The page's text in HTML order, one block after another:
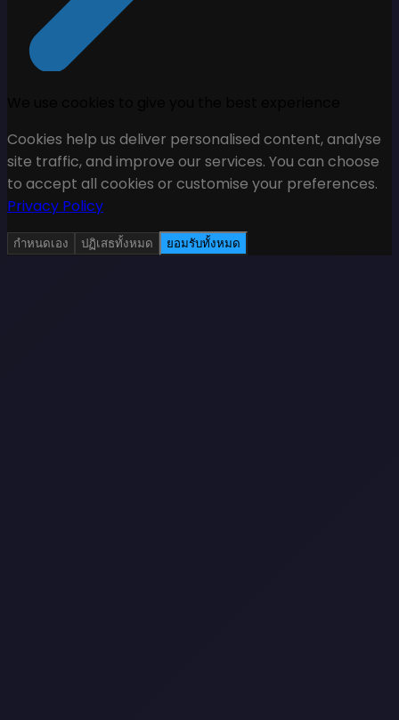
Cookies help us deliver personalised content, analyse
site traffic, and improve our services. You can choose
to accept all cookies or customise your preferences.
Privacy Policy
กำหนดเอง ปฏิเสธทั้งหมด ยอมรับทั้งหมด